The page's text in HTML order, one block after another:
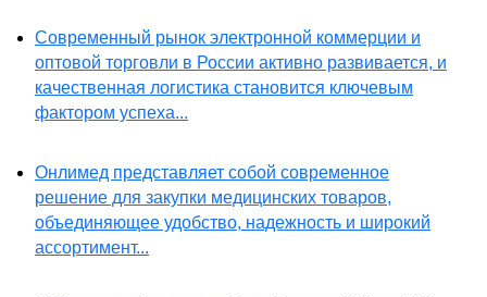
Современный рынок электронной коммерции и
оптовой торговли в России активно развивается, и
качественная логистика становится ключевым
фактором успеха...
Онлимед представляет собой современное
решение для закупки медицинских товаров,
объединяющее удобство, надежность и широкий
ассортимент...